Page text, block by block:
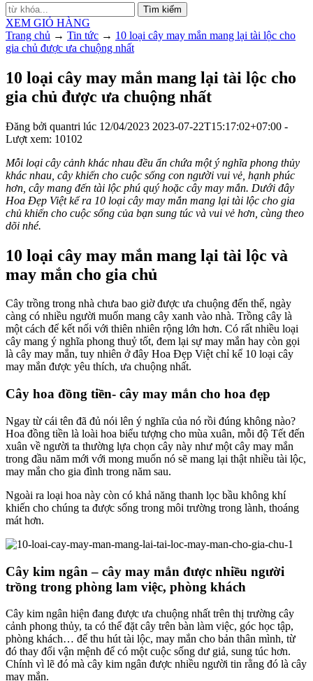
Tìm kiếm
XEM GIỎ HÀNG
Trang chủ → Tin tức → 10 loại cây may mắn mang lại tài lộc cho
gia chủ được ưa chuộng nhất
10 loại cây may mắn mang lại tài lộc cho
gia chủ được ưa chuộng nhất
Đăng bởi quantri lúc 12/04/2023 2023-07-22T15:17:02+07:00 -
Lượt xem: 10102
Mỗi loại cây cảnh khác nhau đều ẩn chứa một ý nghĩa phong thủy
khác nhau, cây khiến cho cuộc sống con người vui vẻ, hạnh phúc
hơn, cây mang đến tài lộc phú quý hoặc cây may mắn. Dưới đây
Hoa Đẹp Việt kể ra 10 loại cây may mắn mang lại tài lộc cho gia
chủ khiến cho cuộc sống của bạn sung túc và vui vẻ hơn, cùng theo
dõi nhé.
10 loại cây may mắn mang lại tài lộc và
may mắn cho gia chủ
Cây trồng trong nhà chưa bao giờ được ưa chuộng đến thế, ngày
càng có nhiều người muốn mang cây xanh vào nhà. Trồng cây là
một cách để kết nối với thiên nhiên rộng lớn hơn. Có rất nhiều loại
cây mang ý nghĩa phong thuỷ tốt, đem lại sự may mắn hay còn gọi
là cây may mắn, tuy nhiên ở đây Hoa Đẹp Việt chỉ kể 10 loại cây
may mắn được yêu thích, ưa chuộng nhất.
Cây hoa đồng tiền- cây may mắn cho hoa đẹp
Ngay từ cái tên đã đủ nói lên ý nghĩa của nó rồi đúng không nào?
Hoa đồng tiền là loài hoa biểu tượng cho mùa xuân, mỗi độ Tết đến
xuân về người ta thường lựa chọn cây này như một cây may mắn
trong đầu năm mới với mong muốn nó sẽ mang lại thật nhiều tài lộc,
may mắn cho gia đình trong năm sau.
Ngoài ra loại hoa này còn có khả năng thanh lọc bầu không khí
khiến cho chúng ta được sống trong môi trường trong lành, thoáng
mát hơn.
Cây kim ngân – cây may mắn được nhiều người
trồng trong phòng lam việc, phòng khách
Cây kim ngân hiện đang được ưa chuộng nhất trên thị trường cây
cảnh phong thủy, ta có thể đặt cây trên bàn làm việc, góc học tập,
phòng khách… để thu hút tài lộc, may mắn cho bản thân mình, từ
đó thay đổi vận mệnh để có một cuộc sống dư giả, sung túc hơn.
Chính vì lẽ đó mà cây kim ngân được nhiều người tin rằng đó là cây
may mắn.